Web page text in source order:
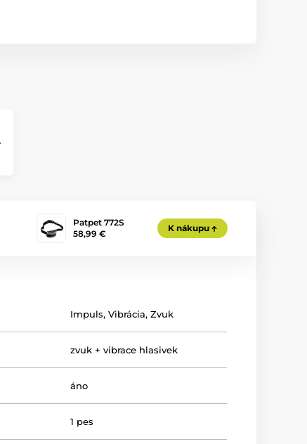
Patpet 772S
58,99 €
K nákupu
Impuls,Vibrácia,Zvuk
zvuk + vibrace hlasivek
áno
1 pes